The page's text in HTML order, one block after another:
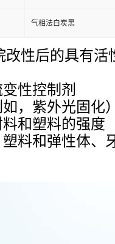
气相法白炭黑
改性后的具有
性控制剂
，紫外光固化
和塑料的强度
塑料和弹性体、